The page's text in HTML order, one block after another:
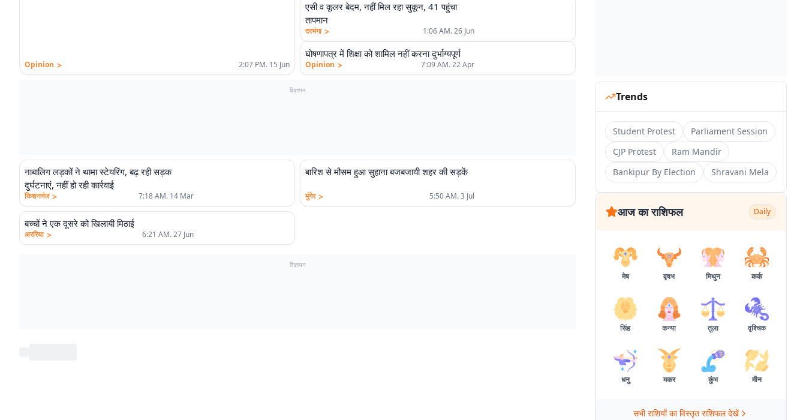
Opinion > 2:07 PM. 15 Jun
एसी व कूलर बेदम, नहीं मिल रहा सुकून, 41 पहुंचा
तापमान
दरभंगा > 1:06 AM. 26 Jun
घोषणापत्र में शिक्षा को शामिल नहीं करना दुर्भाग्यपूर्ण
Opinion > 7:09 AM. 22 Apr
विज्ञापन
नाबालिग लड़कों ने थामा स्टेयरिंग, बढ़ रही सड़क
दुर्घटनाएं, नहीं हो रही कार्रवाई
किशनगंज > 7:18 AM. 14 Mar
बारिश से मौसम हुआ सुहाना बजबजायी शहर की सड़कें
मुंगेर > 5:50 AM. 3 Jul
बच्चों ने एक दूसरे को खिलायी मिठाई
अररिया > 6:21 AM. 27 Jun
विज्ञापन
Trends
Student Protest
Parliament Session
CJP Protest
Ram Mandir
Bankipur By Election
Shravani Mela
आज का राशिफल Daily
मेष वृषभ मिथुन कर्क
सिंह कन्या तुला वृश्चिक
धनु मकर कुंभ मीन
सभी राशियों का विस्तृत राशिफल देखें